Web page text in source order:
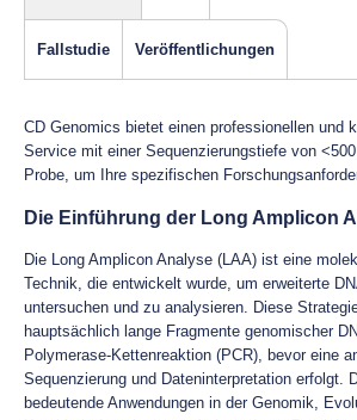
Fallstudie Veröffentlichungen
CD Genomics bietet einen professionellen und
Service mit einer Sequenzierungstiefe von
Probe, um Ihre spezifischen
Die Einführung der Long Amplicon
Die Long Amplicon Analyse (LAA) ist eine
Technik, die entwickelt wurde, um erweiterte
untersuchen und zu analysieren. Diese
hauptsächlich lange Fragmente genomischer
Polymerase-Kettenreaktion (PCR), bevor eine
Sequenzierung und Dateninterpretation erfolgt.
bedeutende Anwendungen in der Genomik,